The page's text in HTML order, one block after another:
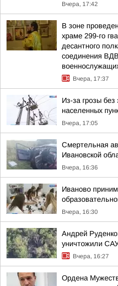
Вчера, 17:42
В зоне
храме 299-го
десантного
соединения
Вчера, 17:37
Из-за грозы без
населенных
Вчера, 17:05
Смертельная
Ивановской
Вчера, 16:36
Иваново
Вчера, 16:30
Андрей
уничтожили
Вчера, 16:27
Ордена